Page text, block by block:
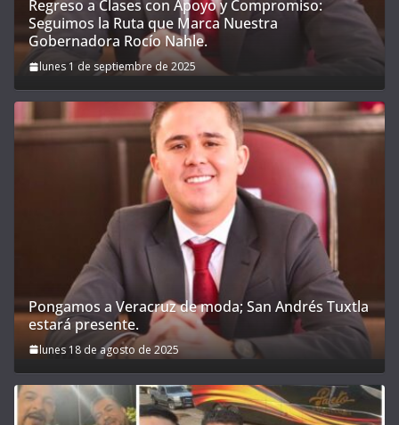
Regreso a Clases con Apoyo y Compromiso:
Seguimos la Ruta que Marca Nuestra
Gobernadora Rocío Nahle.
lunes 1 de septiembre de 2025
Pongamos a Veracruz de moda; San Andrés Tuxtla
estará presente.
lunes 18 de agosto de 2025